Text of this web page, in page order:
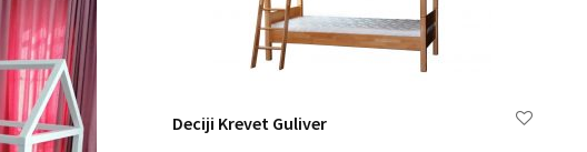
Deciji Krevet Guliver